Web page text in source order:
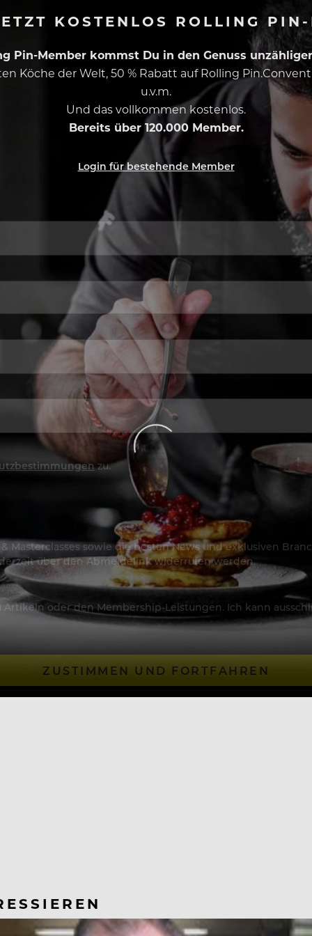
KOSTENLOS ROLLING
Pin-Member kommst Du in den Genuss
Köche der Welt, 50 % Rabatt auf Rolling
u.v.m.
Und das vollkommen kostenlos.
Bereits über 120.000 Member.
Login für bestehende Member
zu.
Masterclasses sowie die besten News und exklusiven
über den Abmeldelink widerrufen werden.
oder den Membership-Leistungen. Ich kann
ZUSTIMMEN UND FORTFAHREN